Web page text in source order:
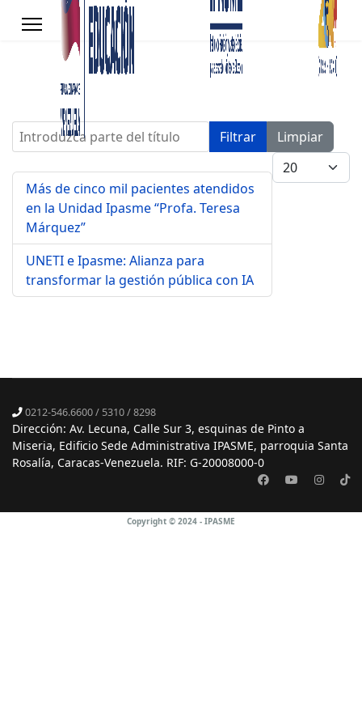
Introduzca parte del título Filtrar
Limpiar
Cantidad a
Más de cinco mil pacientes atendidos
en la Unidad Ipasme “Profa. Teresa
Márquez”
UNETI e Ipasme: Alianza para
transformar la gestión pública con IA
0212-546.6600 / 5310 / 8298
Dirección: Av. Lecuna, Calle Sur 3, esquinas de Pinto a
Miseria, Edificio Sede Administrativa IPASME, parroquia Santa
Rosalía, Caracas-Venezuela. RIF: G-20008000-0
Copyright © 2024 - IPASME